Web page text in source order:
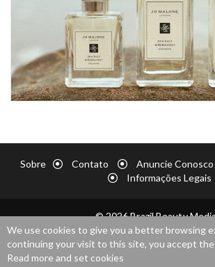
Sobre Contato Anuncie Conosco
Informações Legais
© 2026 Brazil Beauty
We use cookies to give you a better browsing
continuing your visit to this site, you accept
Read more and set cookies